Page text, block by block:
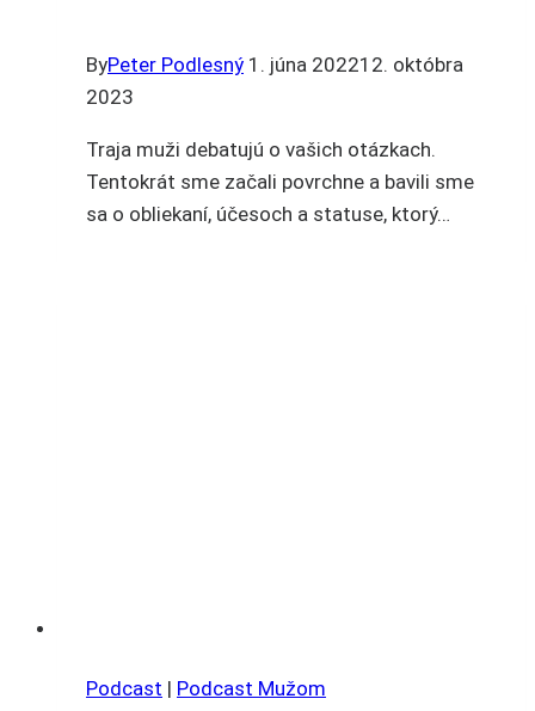
ByPeter Podlesný 1. júna 202212. októbra
2023
Traja muži debatujú o vašich otázkach.
Tentokrát sme začali povrchne a bavili sme
sa o obliekaní, účesoch a statuse, ktorý…
Podcast | Podcast Mužom